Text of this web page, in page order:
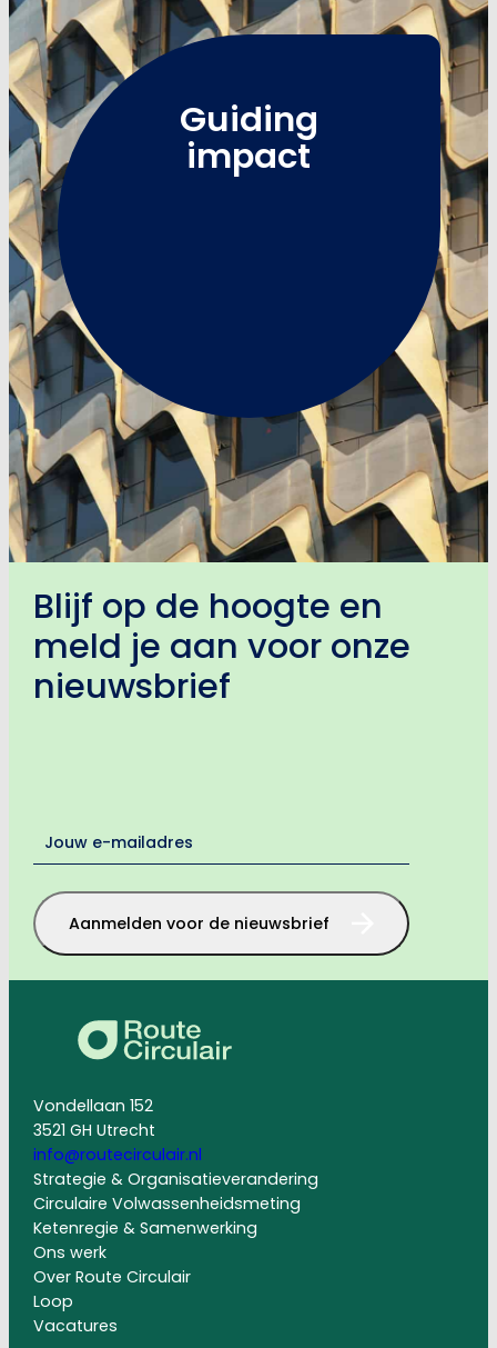
Guiding
impact
Blijf op de hoogte en
meld je aan voor onze
nieuwsbrief
Aanmelden voor de nieuwsbrief
Vondellaan 152
3521 GH Utrecht
info@routecirculair.nl
Strategie & Organisatieverandering
Circulaire Volwassenheidsmeting
Ketenregie & Samenwerking
Ons werk
Over Route Circulair
Loop
Vacatures